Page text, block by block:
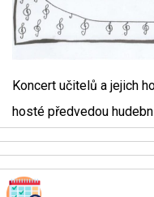
Koncert učitelů a jejich
hosté předvedou